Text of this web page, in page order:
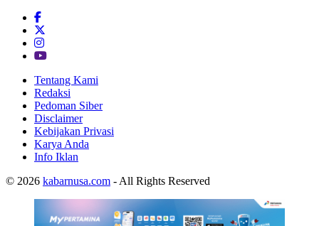
Tentang Kami
Redaksi
Pedoman Siber
Disclaimer
Kebijakan Privasi
Karya Anda
Info Iklan
© 2026 kabarnusa.com - All Rights Reserved